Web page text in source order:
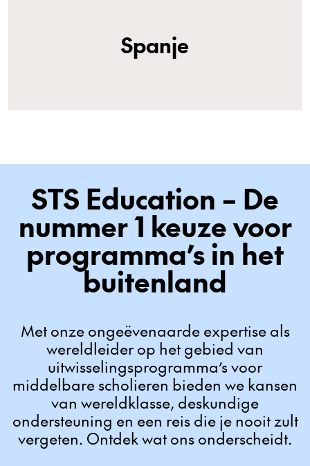
Spanje
STS Education – De
nummer 1 keuze voor
programma’s in het
buitenland
Met onze ongeëvenaarde expertise als
wereldleider op het gebied van
uitwisselingsprogramma’s voor
middelbare scholieren bieden we kansen
van wereldklasse, deskundige
ondersteuning en een reis die je nooit zult
vergeten. Ontdek wat ons onderscheidt.